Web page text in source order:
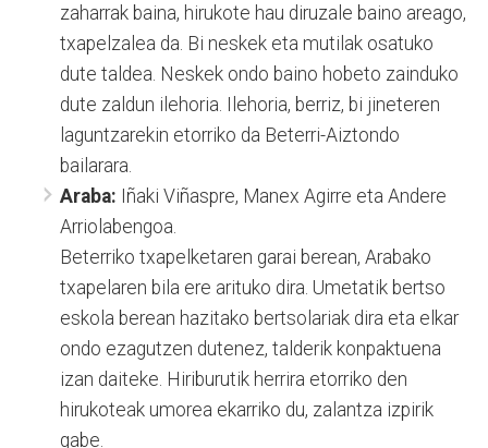
zaharrak baina, hirukote hau diruzale baino areago,
txapelzalea da. Bi neskek eta mutilak osatuko
dute taldea. Neskek ondo baino hobeto zainduko
dute zaldun ilehoria. Ilehoria, berriz, bi jineteren
laguntzarekin etorriko da Beterri-Aiztondo
bailarara.
Araba: Iñaki Viñaspre, Manex Agirre eta Andere
Arriolabengoa.
Beterriko txapelketaren garai berean, Arabako
txapelaren bila ere arituko dira. Umetatik bertso
eskola berean hazitako bertsolariak dira eta elkar
ondo ezagutzen dutenez, talderik konpaktuena
izan daiteke. Hiriburutik herrira etorriko den
hirukoteak umorea ekarriko du, zalantza izpirik
gabe.